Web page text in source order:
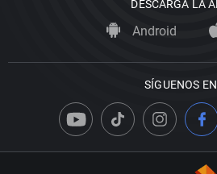
DESCARGA LA
Android
SÍGUENOS EN